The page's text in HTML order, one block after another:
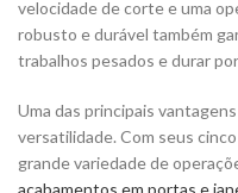
velocidade de corte e uma
robusto e durável também
trabalhos pesados e durar
Uma das principais
versatilidade. Com seus
grande variedade de
acabamentos em portas e